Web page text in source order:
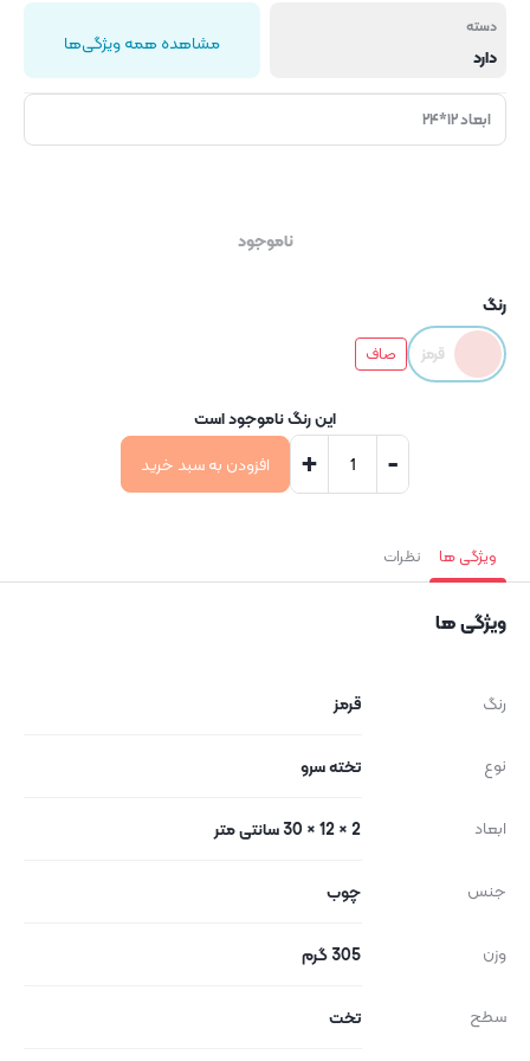
دسته
دارد مشاهده همه ویژگی‌ها
ابعاد ۱۲*۲۴
ناموجود
رنگ
قرمز صاف
این رنگ ناموجود است
-
+ افزودن به سبد خرید
ویژگی ها نظرات
ویژگی ها
رنگ قرمز
نوع تخته سرو
ابعاد 2 × 12 × 30 سانتی متر
جنس چوب
وزن 305 گرم
سطح تخت